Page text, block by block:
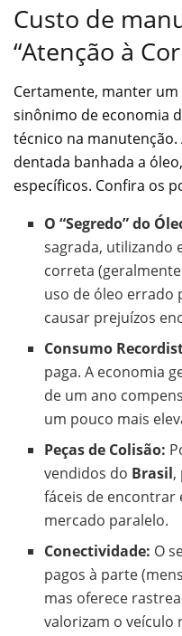
Custo de
“Atenção à
Certamente, manter um
sinônimo de economia
técnico na
dentada banhada a
específicos. Confira os
O “Segredo” do
sagrada, utilizando
correta
uso de óleo errado
causar prejuízos
Consumo
paga. A economia
de um ano
um pouco mais
Peças de Colisão:
vendidos do Brasil,
fáceis de
mercado paralelo.
Conectividade: O
pagos à parte
mas oferece
valorizam o veículo